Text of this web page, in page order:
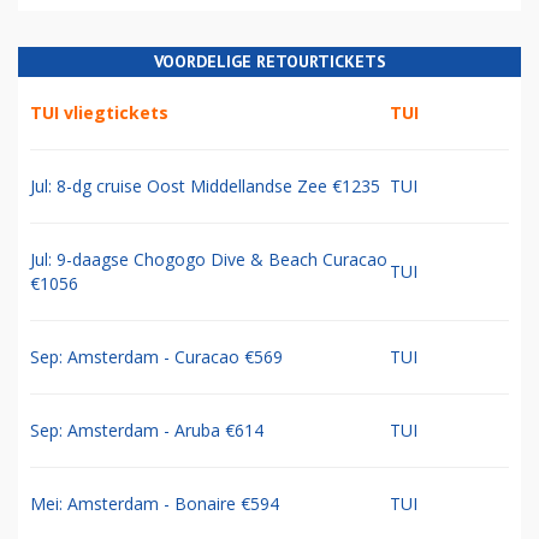
VOORDELIGE RETOURTICKETS
TUI vliegtickets TUI
Jul: 8-dg cruise Oost Middellandse Zee €1235 TUI
Jul: 9-daagse Chogogo Dive & Beach Curacao
€1056
TUI
Sep: Amsterdam - Curacao €569 TUI
Sep: Amsterdam - Aruba €614 TUI
Mei: Amsterdam - Bonaire €594 TUI